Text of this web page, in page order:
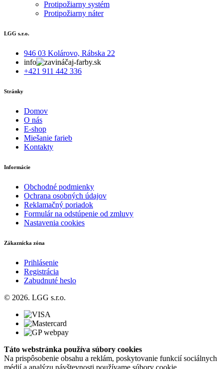
Protipožiarny systém
Protipožiarny náter
LGG s.r.o.
946 03 Kolárovo, Rábska 22
info
aj-farby.sk
+421 911 442 336
Stránky
Domov
O nás
E-shop
Miešanie farieb
Kontakty
Informácie
Obchodné podmienky
Ochrana osobných údajov
Reklamačný poriadok
Formulár na odstúpenie od zmluvy
Nastavenia cookies
Zákaznícka zóna
Prihlásenie
Registrácia
Zabudnuté heslo
© 2026. LGG s.r.o.
Táto webstránka používa súbory cookies
Na prispôsobenie obsahu a reklám, poskytovanie funkcií sociálnych
médií a analýzu návštevnosti používame súbory cookie.